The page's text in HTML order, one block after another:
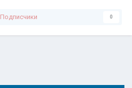
Подписчики 0